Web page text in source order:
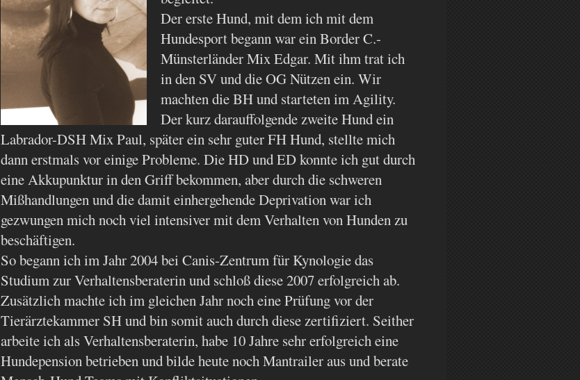
Der erste Hund, mit dem ich mit dem
Hundesport begann war ein Border C.-
Münsterländer Mix Edgar. Mit ihm trat ich
in den SV und die OG Nützen ein. Wir
machten die BH und starteten im Agility.
Der kurz darauffolgende zweite Hund ein
Labrador-DSH Mix Paul, später ein sehr guter FH Hund, stellte mich
dann erstmals vor einige Probleme. Die HD und ED konnte ich gut durch
eine Akkupunktur in den Griff bekommen, aber durch die schweren
Mißhandlungen und die damit einhergehende Deprivation war ich
gezwungen mich noch viel intensiver mit dem Verhalten von Hunden zu
beschäftigen.
So begann ich im Jahr 2004 bei Canis-Zentrum für Kynologie das
Studium zur Verhaltensberaterin und schloß diese 2007 erfolgreich ab.
Zusätzlich machte ich im gleichen Jahr noch eine Prüfung vor der
Tierärztekammer SH und bin somit auch durch diese zertifiziert. Seither
arbeite ich als Verhaltensberaterin, habe 10 Jahre sehr erfolgreich eine
Hundepension betrieben und bilde heute noch Mantrailer aus und berate